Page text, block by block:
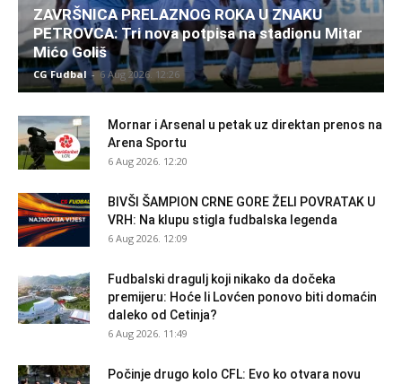
ZAVRŠNICA PRELAZNOG ROKA U ZNAKU
PETROVCA: Tri nova potpisa na stadionu Mitar
Mićo Goliš
CG Fudbal - 6 Aug 2026. 12:26
Mornar i Arsenal u petak uz direktan prenos na
Arena Sportu
6 Aug 2026. 12:20
BIVŠI ŠAMPION CRNE GORE ŽELI POVRATAK U
VRH: Na klupu stigla fudbalska legenda
6 Aug 2026. 12:09
Fudbalski dragulj koji nikako da dočeka
premijeru: Hoće li Lovćen ponovo biti domaćin
daleko od Cetinja?
6 Aug 2026. 11:49
Počinje drugo kolo CFL: Evo ko otvara novu